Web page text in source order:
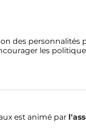
des personnalités
les
est animé par